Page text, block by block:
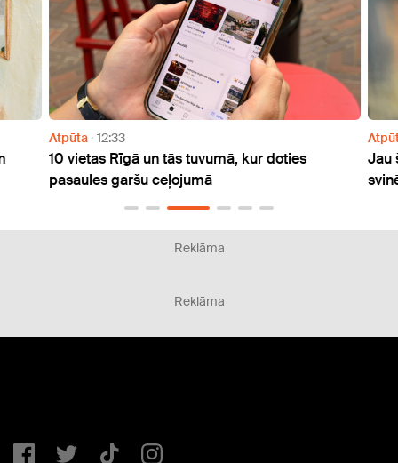
Atpūta 12:33
10 vietas Rīgā un tās tuvumā, kur doties
pasaules garšu ceļojumā
Jau
Reklāma
Reklāma